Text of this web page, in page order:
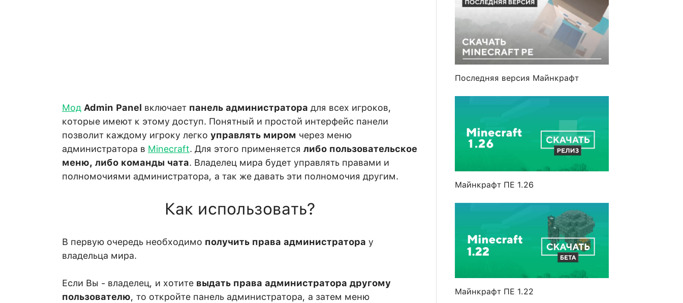
Мод Admin Panel включает панель администратора для всех игроков,
которые имеют к этому доступ. Понятный и простой интерфейс панели
позволит каждому игроку легко управлять миром через меню
администратора в Minecraft. Для этого применяется либо пользовательское
меню, либо команды чата. Владелец мира будет управлять правами и
полномочиями администратора, а так же давать эти полномочия другим.
Как использовать?
В первую очередь необходимо получить права администратора у
владельца мира.
Если Вы - владелец, и хотите выдать права администратора другому
пользователю, то откройте панель администратора, а затем меню
Последняя версия Майнкрафт
Майнкрафт ПЕ 1.26
Майнкрафт ПЕ 1.22